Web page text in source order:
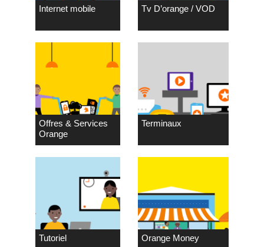
Internet mobile Tv D’orange / VOD
Offres & Services
Orange
Terminaux
Tutoriel Orange Money